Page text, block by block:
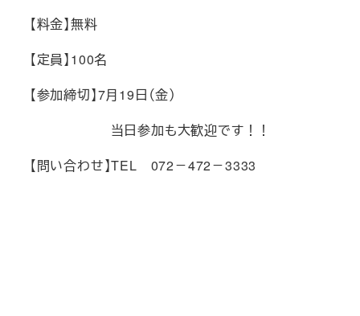
【料金】無料
【定員】100名
【参加締切】7月19日（金）
当日参加も大歓迎です！！
【問い合わせ】TEL 072－472－3333